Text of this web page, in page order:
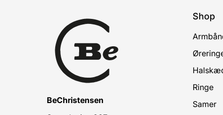
BeChristensen
Shop
Ringe
Samer